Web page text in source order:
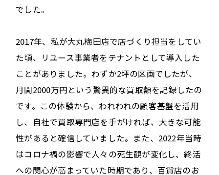
でした。
2017年、私が大丸梅田店で店づくり担当をしてい
た頃、リユース事業者をテナントとして導入した
ことがありました。わずか2坪の区画でしたが、
月間2000万円という驚異的な買取額を記録したの
です。この体験から、われわれの顧客基盤を活用
し、自社で買取専門店を手がければ、大きな可能
性があると確信していました。また、2022年当時
はコロナ禍の影響で人々の死生観が変化し、終活
への関心が高まっていた時期であり、百貨店のお